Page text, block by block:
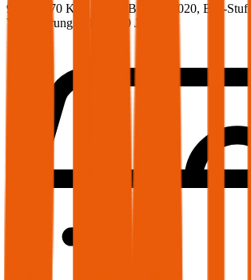
95.1 PS/70 KW, diesel, Baujahr 2020, BM-Stufe
Versicherungsnehmer 30 Jahre